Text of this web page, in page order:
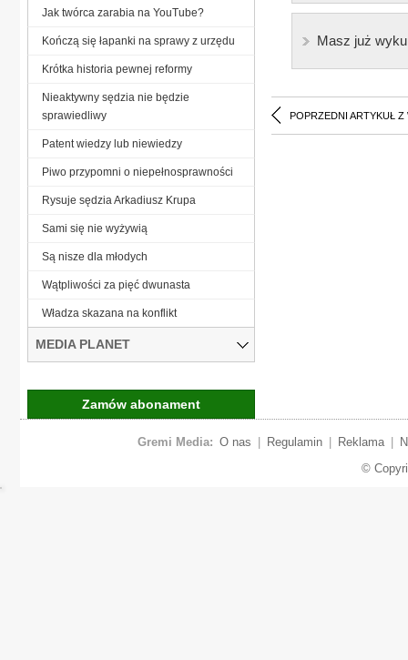
Masz już
POPRZEDNI ARTYKUŁ Z
Jak twórca zarabia na YouTube?
Kończą się łapanki na sprawy z urzędu
Krótka historia pewnej reformy
Nieaktywny sędzia nie będzie
sprawiedliwy
Patent wiedzy lub niewiedzy
Piwo przypomni o niepełnosprawności
Rysuje sędzia Arkadiusz Krupa
Sami się nie wyżywią
Są nisze dla młodych
Wątpliwości za pięć dwunasta
Władza skazana na konflikt
MEDIA PLANET
Zamów abonament
Gremi Media: O nas Regulamin Reklama
©